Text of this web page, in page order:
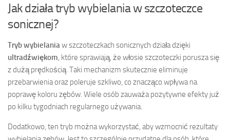
Jak działa tryb wybielania w szczoteczce
sonicznej?
Tryb wybielaniaw szczoteczkach sonicznych działa dzięki
ultradźwiękom, które sprawiają, że włosie szczoteczki porusza się
z dużą prędkością. Taki mechanizm skutecznie eliminuje
przebarwienia oraz poleruje szkliwo, co znacząco wpływa na
poprawę koloru zębów. Wiele osób zauważa pozytywne efekty już
po kilku tygodniach regularnego używania.
Dodatkowo, ten tryb można wykorzystać, aby wzmocnić rezultaty